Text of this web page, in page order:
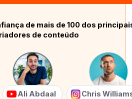
de mais de 100 dos
de conteúdo
Ali Abdaal Chris